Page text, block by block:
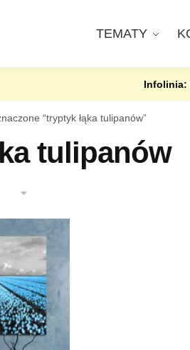
TEMATY
Infolinia:
“tryptyk łąka tulipanów”
tulipanów